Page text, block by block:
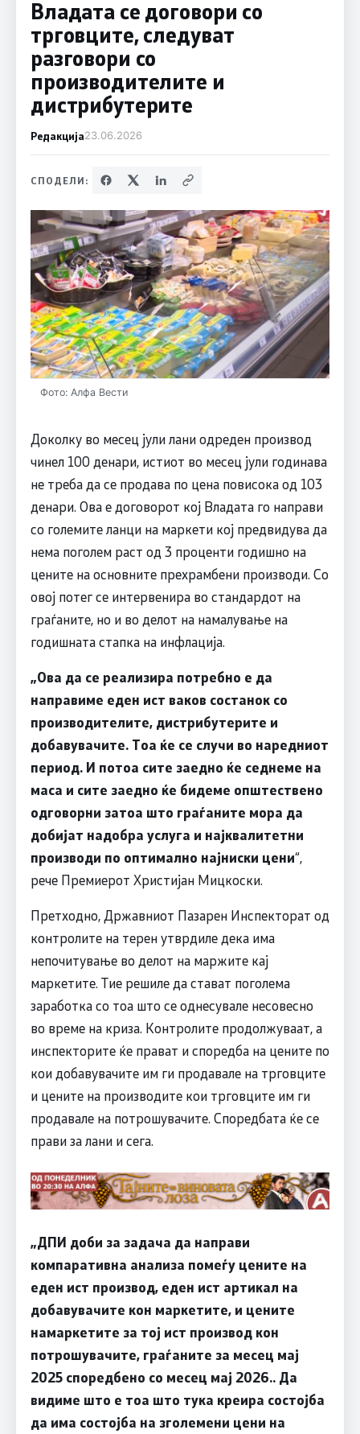
Владата се договори со
трговците, следуват
разговори со
производителите и
дистрибутерите
Редакција23.06.2026
СПОДЕЛИ:
Фото: Алфа Вести
Доколку во месец јули лани одреден производ
чинел 100 денари, истиот во месец јули годинава
не треба да се продава по цена повисока од 103
денари. Ова е договорот кој Владата го направи
со големите ланци на маркети кој предвидува да
нема поголем раст од 3 проценти годишно на
цените на основните прехрамбени производи. Со
овој потег се интервенира во стандардот на
граѓаните, но и во делот на намалување на
годишната стапка на инфлација.
„Ова да се реализира потребно е да
направиме еден ист ваков состанок со
производителите, дистрибутерите и
добавувачите. Тоа ќе се случи во наредниот
период. И потоа сите заедно ќе седнеме на
маса и сите заедно ќе бидеме општествено
одговорни затоа што граѓаните мора да
добијат надобра услуга и најквалитетни
производи по оптимално најниски цени“,
рече Премиерот Христијан Мицкоски.
Претходно, Државниот Пазарен Инспекторат од
контролите на терен утврдиле дека има
непочитување во делот на маржите кај
маркетите. Тие решиле да стават поголема
заработка со тоа што се однесувале несовесно
во време на криза. Контролите продолжуваат, а
инспекторите ќе прават и споредба на цените по
кои добавувачите им ги продавале на трговците
и цените на производите кои трговците им ги
продавале на потрошувачите. Споредбата ќе се
прави за лани и сега.
„ДПИ доби за задача да направи
компаративна анализа помеѓу цените на
еден ист производ, еден ист артикал на
добавувачите кон маркетите, и цените
намаркетите за тој ист производ кон
потрошувачите, граѓаните за месец мај
2025 споредбено со месец мај 2026.. Да
видиме што е тоа што тука креира состојба
да има состојба на зголемени цени на